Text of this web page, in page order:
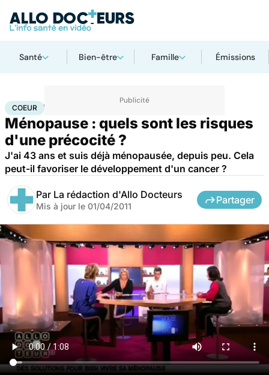
Santé Bien-être Famille Émissions
AccueilSanté Maladies cardiaques
COEUR
Ménopause : quels sont les risques
d'une précocité ?
J'ai 43 ans et suis déjà ménopausée, depuis peu. Cela
peut-il favoriser le développement d'un cancer ?
Par La rédaction d'Allo Docteurs
Mis à jour le 01/04/2011
Partager